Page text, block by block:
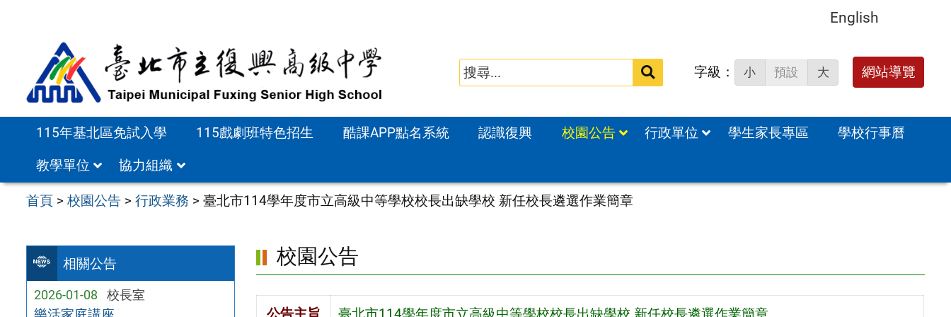
English
搜
字級： 小 預設 大 網站導覽
115年基北區免試入學 115戲劇班特色招生 酷課APP點名系統 認識復興 校園公告 行政單位 學生家長專區
學校行事曆
教學單位
協力組織
首頁 >校園公告 >行政業務 >臺北市114學年度市立高級中等學校校長出缺學校 新任校長遴選作業簡章
相關公告
2026-01-08 校長室
校園公告